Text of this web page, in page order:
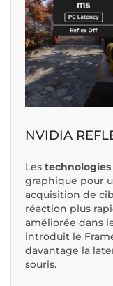
NVIDIA
Les technologies
graphique pour
acquisition de
réaction plus
améliorée dans
introduit le
davantage la
souris.